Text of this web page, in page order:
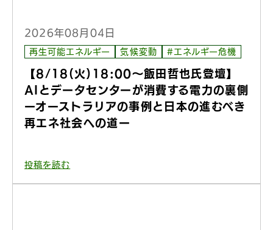
2026年08月04日
再生可能エネルギー 気候変動 #エネルギー危機
【8/18(火)18:00〜飯田哲也氏登壇】
AIとデータセンターが消費する電力の裏側
ーオーストラリアの事例と日本の進むべき
再エネ社会への道ー
投稿を読む